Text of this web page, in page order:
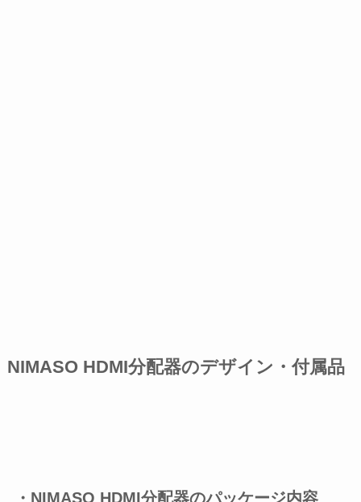
NIMASO HDMI分配器のデザイン・付属品
・NIMASO HDMI分配器のパッケージ内容